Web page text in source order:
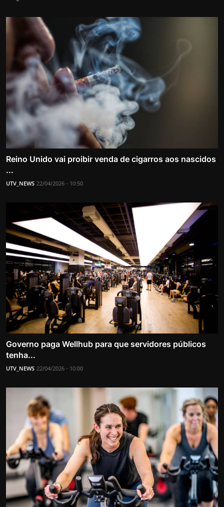
Reino Unido vai proibir venda de cigarros aos nascidos
...
UTV_NEWS 22/04/2026 - 10:50
Governo paga Wellhub para que servidores públicos
tenha...
UTV_NEWS 22/04/2026 - 10:00